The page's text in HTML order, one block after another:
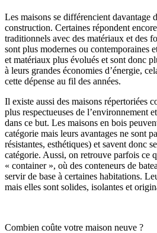
Les maisons se différencient davantage
construction. Certaines répondent
traditionnels avec des matériaux et des
sont plus modernes ou contemporaines
et matériaux plus évolués et sont donc
à leurs grandes économies d’énergie,
cette dépense au fil des années.
Il existe aussi des maisons répertoriées
plus respectueuses de l’environnement
dans ce but. Les maisons en bois
catégorie mais leurs avantages ne sont
résistantes, esthétiques) et savent donc
catégorie. Aussi, on retrouve parfois ce
« container », où des conteneurs de
servir de base à certaines habitations.
mais elles sont solides, isolantes et
Combien coûte votre maison neuve ?